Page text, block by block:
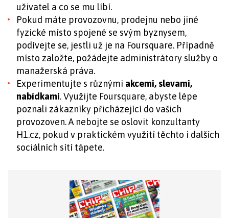
uživatel a co se mu líbí.
Pokud máte provozovnu, prodejnu nebo jiné
fyzické místo spojené se svým byznysem,
podívejte se, jestli už je na Foursquare. Případně
místo založte, požádejte administrátory služby o
manažerská práva.
Experimentujte s různými akcemi, slevami,
nabídkami. Využijte Foursquare, abyste lépe
poznali zákazníky přicházející do vašich
provozoven. A nebojte se oslovit konzultanty
H1.cz, pokud v praktickém využití těchto i dalších
sociálních sítí tápete.